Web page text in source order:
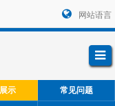
网站语言
示 常见问题